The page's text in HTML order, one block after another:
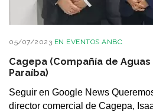
05/07/2023 EN EVENTOS ANBC
Cagepa (Compañía de
Paraíba)
Seguir en Google News
director comercial de Cagepa,